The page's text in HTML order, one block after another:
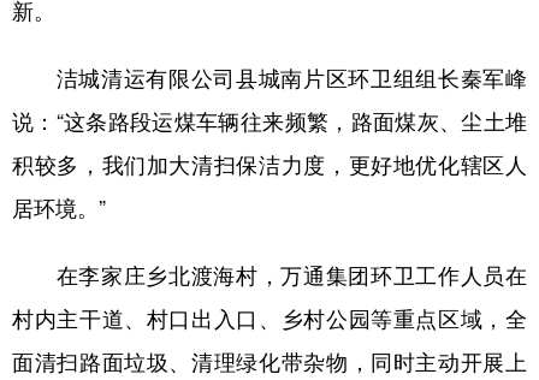
新。
洁城清运有限公司县城南片区环卫组组长秦军峰
说：“这条路段运煤车辆往来频繁，路面煤灰、尘土堆
积较多，我们加大清扫保洁力度，更好地优化辖区人
居环境。”
在李家庄乡北渡海村，万通集团环卫工作人员在
村内主干道、村口出入口、乡村公园等重点区域，全
面清扫路面垃圾、清理绿化带杂物，同时主动开展上